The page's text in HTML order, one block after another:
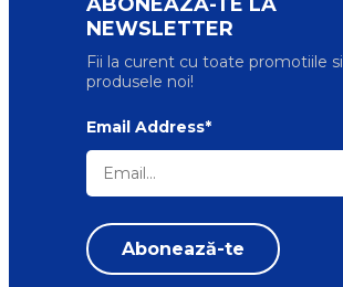
NEWSLETTER
Fii la curent cu toate promotiile si
produsele noi!
Email Address*